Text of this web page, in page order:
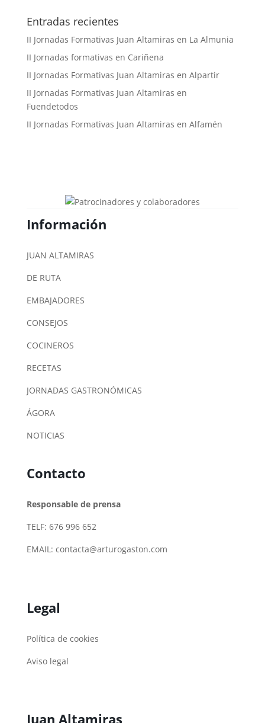
Entradas recientes
II Jornadas Formativas Juan Altamiras en La Almunia
II Jornadas formativas en Cariñena
II Jornadas Formativas Juan Altamiras en Alpartir
II Jornadas Formativas Juan Altamiras en
Fuendetodos
II Jornadas Formativas Juan Altamiras en Alfamén
Información
JUAN ALTAMIRAS
DE RUTA
EMBAJADORES
CONSEJOS
COCINEROS
RECETAS
JORNADAS GASTRONÓMICAS
ÁGORA
NOTICIAS
Contacto
Responsable de prensa
TELF: 676 996 652
EMAIL: contacta@arturogaston.com
Legal
Política de cookies
Aviso legal
Juan Altamiras